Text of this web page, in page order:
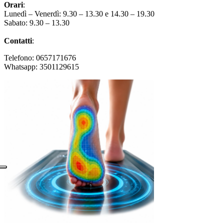
Orari:
Lunedì – Venerdì: 9.30 – 13.30 e 14.30 – 19.30
Sabato: 9.30 – 13.30
Contatti:
Telefono: 0657171676
Whatsapp: 3501129615